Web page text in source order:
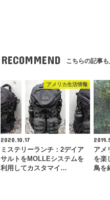
RECOMMEND こちらの記事も
アメリカ生活情報
2020.10.17
ミステリーランチ：2デイア
サルトをMOLLEシステムを
利用してカスタマイ…
アメ
を楽
鳥を